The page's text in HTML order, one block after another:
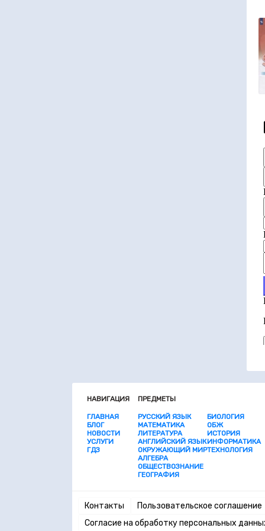
НАВИГАЦИЯ
ГЛАВНАЯ
БЛОГ
НОВОСТИ
УСЛУГИ
ГДЗ
ПРЕДМЕТЫ
РУССКИЙ ЯЗЫК
МАТЕМАТИКА
ЛИТЕРАТУРА
АНГЛИЙСКИЙ ЯЗЫК
ОКРУЖАЮЩИЙ МИР
АЛГЕБРА
ОБЩЕСТВОЗНАНИЕ
ГЕОГРАФИЯ
БИОЛОГИЯ
ОБЖ
ИСТОРИЯ
ИНФОРМАТИКА
ТЕХНОЛОГИЯ
Контакты
Пользовательское соглашение
Согласие на обработку персональных